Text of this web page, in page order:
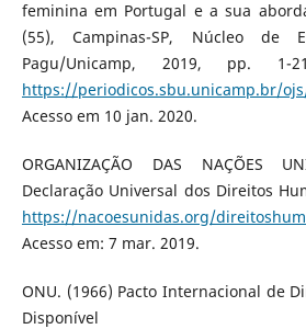
feminina em Portugal e a sua
(55), Campinas-SP, Núcleo de
Pagu/Unicamp, 2019, pp. 1-
https://periodicos.sbu.unicamp.br/
Acesso em 10 jan. 2020.
ORGANIZAÇÃO DAS NAÇÕES
Declaração Universal dos Direitos
https://nacoesunidas.org/
Acesso em: 7 mar. 2019.
ONU. (1966) Pacto Internacional de